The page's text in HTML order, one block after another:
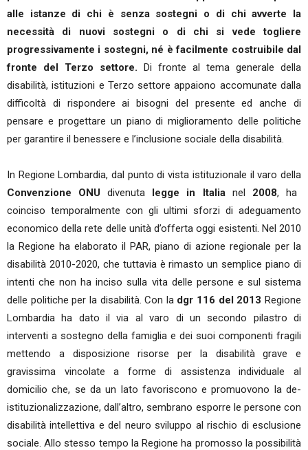
alle istanze di chi è senza sostegni o di chi avverte la
necessità di nuovi sostegni o di chi si vede togliere
progressivamente i sostegni, né è facilmente costruibile dal
fronte del Terzo settore. Di fronte al tema generale della
disabilità, istituzioni e Terzo settore appaiono accomunate dalla
difficoltà di rispondere ai bisogni del presente ed anche di
pensare e progettare un piano di miglioramento delle politiche
per garantire il benessere e l’inclusione sociale della disabilità.
In Regione Lombardia, dal punto di vista istituzionale il varo della
Convenzione ONU divenuta legge in Italianel 2008, ha
coinciso temporalmente con gli ultimi sforzi di adeguamento
economico della rete delle unità d’offerta oggi esistenti. Nel 2010
la Regione ha elaborato il PAR, piano di azione regionale per la
disabilità 2010-2020, che tuttavia è rimasto un semplice piano di
intenti che non ha inciso sulla vita delle persone e sul sistema
delle politiche per la disabilità. Con la dgr 116 del 2013 Regione
Lombardia ha dato il via al varo di un secondo pilastro di
interventi a sostegno della famiglia e dei suoi componenti fragili
mettendo a disposizione risorse per la disabilità grave e
gravissima vincolate a forme di assistenza individuale al
domicilio che, se da un lato favoriscono e promuovono la de-
istituzionalizzazione, dall’altro, sembrano esporre le persone con
disabilità intellettiva e del neuro sviluppo al rischio di esclusione
sociale. Allo stesso tempo la Regione ha promosso la possibilità